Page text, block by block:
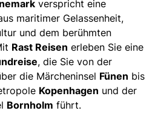
verspricht eine
maritimer Gelassenheit,
und dem berühmten
Rast Reisen erleben Sie eine
, die Sie von der
die Märcheninsel Fünen bis
Kopenhagen und der
Bornholm führt.